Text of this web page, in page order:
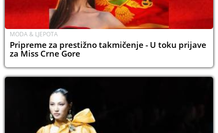
MODA & LJEPOTA
Pripreme za prestižno takmičenje - U toku prijave
za Miss Crne Gore